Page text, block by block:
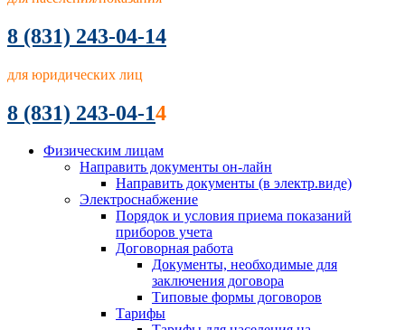
8 (831) 243-04-14
для юридических лиц
8 (831) 243-04-14
Физическим лицам
Направить документы он-лайн
Направить документы (в электр.виде)
Электроснабжение
Порядок и условия приема показаний
приборов учета
Договорная работа
Документы, необходимые для
заключения договора
Типовые формы договоров
Тарифы